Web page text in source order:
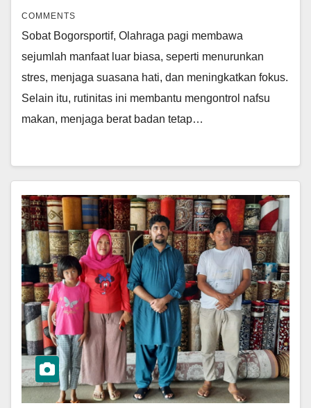
COMMENTS
Sobat Bogorsportif, Olahraga pagi membawa
sejumlah manfaat luar biasa, seperti menurunkan
stres, menjaga suasana hati, dan meningkatkan fokus.
Selain itu, rutinitas ini membantu mengontrol nafsu
makan, menjaga berat badan tetap…